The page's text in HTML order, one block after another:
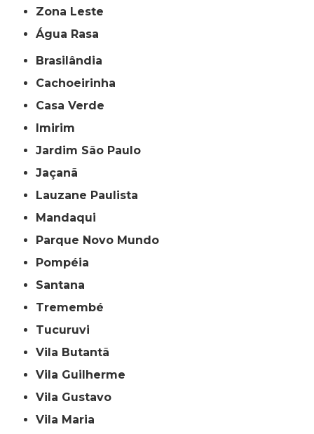
Zona Leste
Água Rasa
Brasilândia
Cachoeirinha
Casa Verde
Imirim
Jardim São Paulo
Jaçanã
Lauzane Paulista
Mandaqui
Parque Novo Mundo
Pompéia
Santana
Tremembé
Tucuruvi
Vila Butantã
Vila Guilherme
Vila Gustavo
Vila Maria